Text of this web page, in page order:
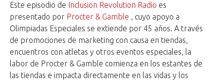
Este episodio de Inclusion Revolution Radio es
presentado por Procter & Gamble , cuyo apoyo a
Olimpiadas Especiales se extiende por 45 años. A través
de promociones de marketing con causa en tiendas,
encuentros con atletas y otros eventos especiales, la
labor de Procter & Gamble comienza en los estantes de
las tiendas e impacta directamente en las vidas y los